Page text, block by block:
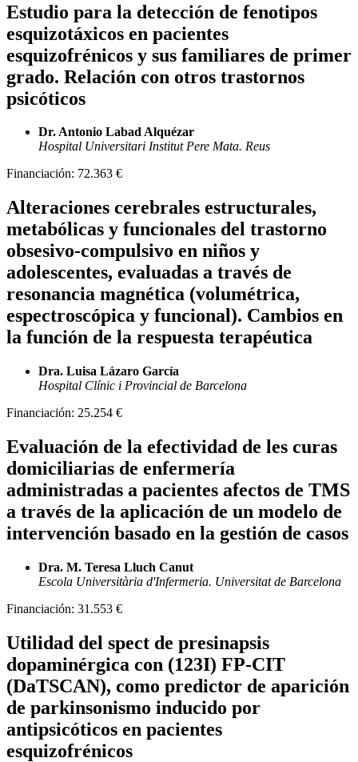
Estudio para la detección de fenotipos
esquizotáxicos en pacientes
esquizofrénicos y sus familiares de primer
grado. Relación con otros trastornos
psicóticos
Dr. Antonio Labad Alquézar
Hospital Universitari Institut Pere Mata. Reus
Financiación: 72.363 €
Alteraciones cerebrales estructurales,
metabólicas y funcionales del trastorno
obsesivo-compulsivo en niños y
adolescentes, evaluadas a través de
resonancia magnética (volumétrica,
espectroscópica y funcional). Cambios en
la función de la respuesta terapéutica
Dra. Luisa Lázaro García
Hospital Clínic i Provincial de Barcelona
Financiación: 25.254 €
Evaluación de la efectividad de les curas
domiciliarias de enfermería
administradas a pacientes afectos de TMS
a través de la aplicación de un modelo de
intervención basado en la gestión de casos
Dra. M. Teresa Lluch Canut
Escola Universitària d'Infermeria. Universitat de Barcelona
Financiación: 31.553 €
Utilidad del spect de presinapsis
dopaminérgica con (123I) FP-CIT
(DaTSCAN), como predictor de aparición
de parkinsonismo inducido por
antipsicóticos en pacientes
esquizofrénicos